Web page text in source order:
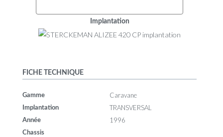
Implantation
FICHE TECHNIQUE
Gamme Caravane
Implantation TRANSVERSAL
Année 1996
Chassis